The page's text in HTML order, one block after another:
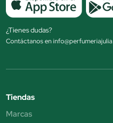
¿Tienes dudas?
Contáctanos en
Tiendas
Marcas